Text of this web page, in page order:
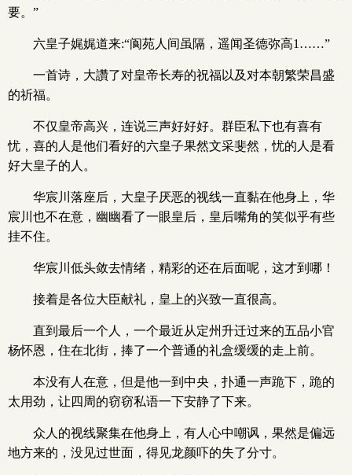
要。”
六皇子娓娓道来:“阆苑人间虽隔，遥闻圣德弥高1……”
一首诗，大讚了对皇帝长寿的祝福以及对本朝繁荣昌盛
的祈福。
不仅皇帝高兴，连说三声好好好。群臣私下也有喜有
忧，喜的人是他们看好的六皇子果然文采斐然，忧的人是看
好大皇子的人。
华宸川落座后，大皇子厌恶的视线一直黏在他身上，华
宸川也不在意，幽幽看了一眼皇后，皇后嘴角的笑似乎有些
挂不住。
华宸川低头敛去情绪，精彩的还在后面呢，这才到哪！
接着是各位大臣献礼，皇上的兴致一直很高。
直到最后一个人，一个最近从定州升迁过来的五品小官
杨怀恩，住在北街，捧了一个普通的礼盒缓缓的走上前。
本没有人在意，但是他一到中央，扑通一声跪下，跪的
太用劲，让四周的窃窃私语一下安静了下来。
众人的视线聚集在他身上，有人心中嘲讽，果然是偏远
地方来的，没见过世面，得见龙颜吓的失了分寸。